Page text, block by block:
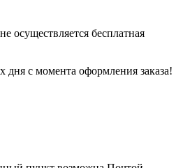
осуществляется бесплатная
дня с момента оформления заказа!